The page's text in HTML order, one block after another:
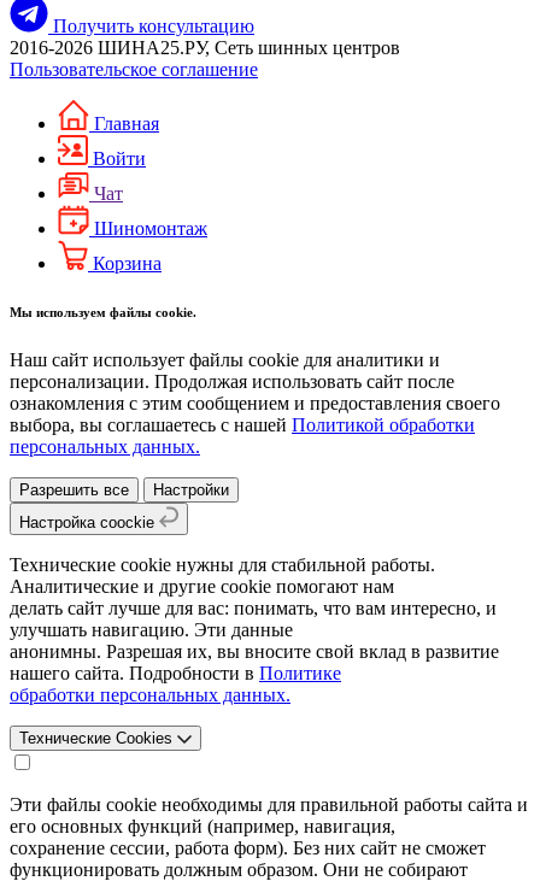
Получить консультацию
2016-2026 ШИНА25.РУ, Сеть шинных центров
Пользовательское соглашение
Главная
Войти
Чат
Шиномонтаж
Корзина
Мы используем файлы cookie.
Наш сайт использует файлы cookie для аналитики и
персонализации. Продолжая использовать сайт после
ознакомления с этим сообщением и предоставления своего
выбора, вы соглашаетесь с нашей Политикой обработки
персональных данных.
Разрешить все
Настройки
Настройка coockie
Технические cookie нужны для стабильной работы.
Аналитические и другие cookie помогают нам
делать сайт лучше для вас: понимать, что вам интересно, и
улучшать навигацию. Эти данные
анонимны. Разрешая их, вы вносите свой вклад в развитие
нашего сайта. Подробности в Политике
обработки персональных данных.
Технические Cookies
Эти файлы cookie необходимы для правильной работы сайта и
его основных функций (например, навигация,
сохранение сессии, работа форм). Без них сайт не сможет
функционировать должным образом. Они не собирают